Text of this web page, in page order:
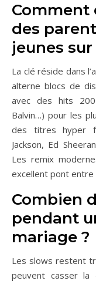
Comment
des
jeunes
La clé réside dans
alterne blocs de
avec des hits
Balvin…) pour les
des titres hyper
Jackson, Ed
Les remix
excellent pont entre
Combien
pendant
mariage ?
Les slows restent
peuvent casser la